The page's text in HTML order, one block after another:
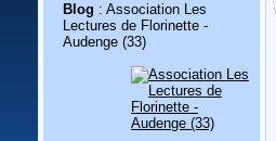
Blog : Association Les
Lectures de Florinette -
Audenge (33)